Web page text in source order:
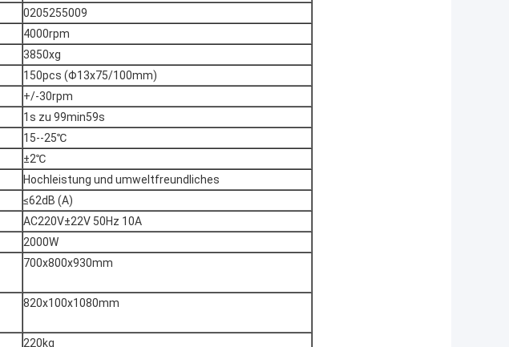
0205255009
4000rpm
3850xg
150pcs (Φ13x75/100mm)
+/-30rpm
1s zu 99min59s
15--25℃
±2℃
Hochleistung und umweltfreundliches
≤62dB (A)
AC220V±22V 50Hz 10A
2000W
700x800x930mm
820x100x1080mm
220kg